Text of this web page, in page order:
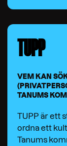
TUPP
VEM KAN
TANUMS
TUPP är ett
ordna ett
Tanums